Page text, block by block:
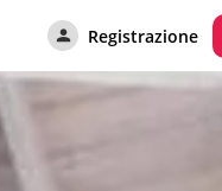
Registrazione